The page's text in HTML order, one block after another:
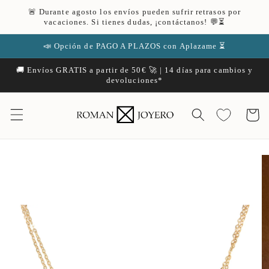
directamente
al contenido
🚨 Durante agosto los envíos pueden sufrir retrasos por
vacaciones. Si tienes dudas, ¡contáctanos! 💬⏳
📣 Opción de PAGO A PLAZOS con Aplazame ⏳
🚚 Envíos GRATIS a partir de 50€ 🚀 | 14 días para cambios y
devoluciones*
Carrito